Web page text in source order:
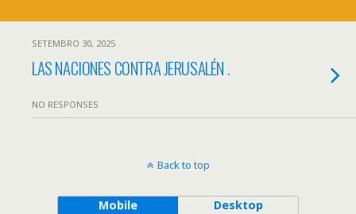
SETEMBRO 30, 2025
LAS NACIONES CONTRA JERUSALÉN .
NO RESPONSES
Back to top
Mobile Desktop